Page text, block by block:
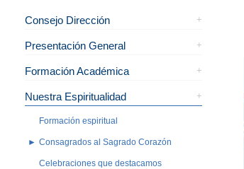
Consejo Dirección
Presentación General
Formación Académica
Nuestra Espiritualidad
Formación espiritual
Consagrados al Sagrado Corazón
Celebraciones que destacamos